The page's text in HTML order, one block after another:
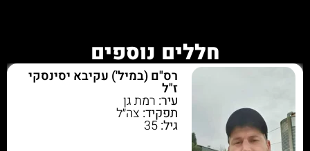
חללים נוספים
רס"ם (במיל') עקיבא יסינסקי
ז"ל
עיר: רמת גן
תפקיד: צה״ל
גיל:35